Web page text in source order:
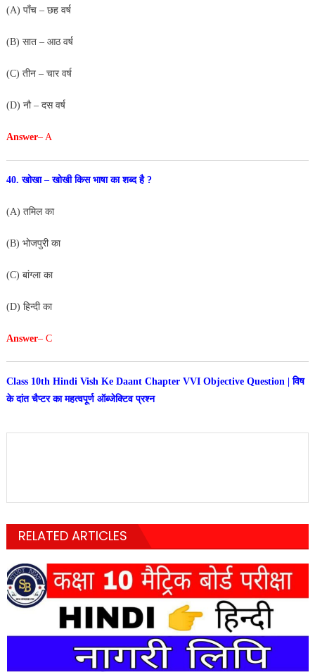
(A) पाँच – छह वर्ष
(B) सात – आठ वर्ष
(C) तीन – चार वर्ष
(D) नौ – दस वर्ष
Answer– A
40. खोखा – खोखी किस भाषा का शब्द है ?
(A) तमिल का
(B) भोजपुरी का
(C) बांग्ला का
(D) हिन्दी का
Answer– C
Class 10th Hindi Vish Ke Daant Chapter VVI Objective Question | विष
के दांत चैप्टर का महत्वपूर्ण ऑब्जेक्टिव प्रश्न
RELATED ARTICLES